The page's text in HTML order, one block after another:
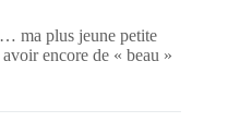
ma plus jeune petite
encore de « beau »